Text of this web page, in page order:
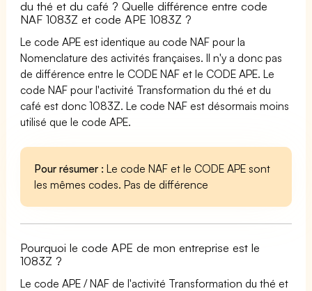
du thé et du café ? Quelle différence entre code
NAF 1083Z et code APE 1083Z ?
Le code APE est identique au code NAF pour la
Nomenclature des activités françaises. Il n'y a donc pas
de différence entre le CODE NAF et le CODE APE. Le
code NAF pour l'activité Transformation du thé et du
café est donc 1083Z. Le code NAF est désormais moins
utilisé que le code APE.
Pour résumer : Le code NAF et le CODE APE sont
les mêmes codes. Pas de différence
Pourquoi le code APE de mon entreprise est le
1083Z ?
Le code APE / NAF de l'activité Transformation du thé et